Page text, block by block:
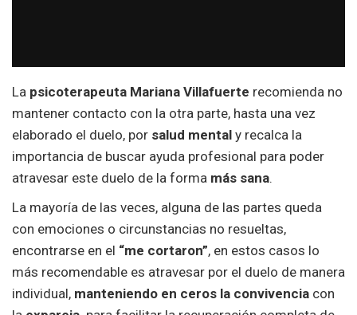
La psicoterapeuta Mariana Villafuerte recomienda no
mantener contacto con la otra parte, hasta una vez
elaborado el duelo, por salud mental y recalca la
importancia de buscar ayuda profesional para poder
atravesar este duelo de la forma más sana.
La mayoría de las veces, alguna de las partes queda
con emociones o circunstancias no resueltas,
encontrarse en el “me cortaron”, en estos casos lo
más recomendable es atravesar por el duelo de manera
individual, manteniendo en ceros la convivencia con